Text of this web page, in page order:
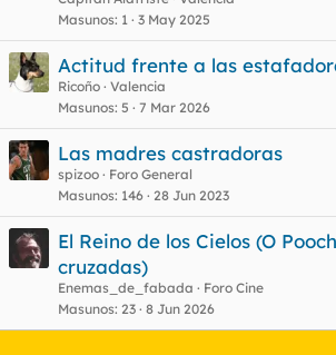
Masunos 1 3 May 2025
Actitud frente a las
Ricoño Valencia
Masunos 5 7 Mar 2026
Las madres castradoras
spizoo
Foro General
Masunos 146 28 Jun 2023
El Reino de los Cielos (O
cruzadas)
Enemas_de_fabada
Foro Cine
Masunos 23 8 Jun 2026